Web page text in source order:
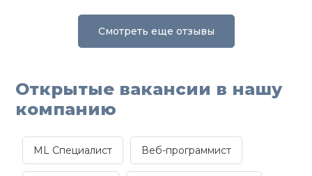
Смотреть еще отзывы
Открытые вакансии в нашу
компанию
ML Специалист Веб-программист